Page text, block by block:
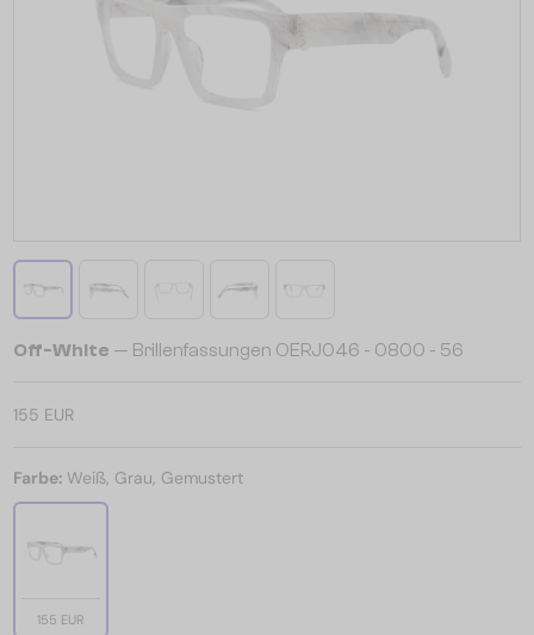
Off-White — Brillenfassungen OERJ046 - 0800 - 56
155 EUR
Farbe: Weiß, Grau, Gemustert
155 EUR